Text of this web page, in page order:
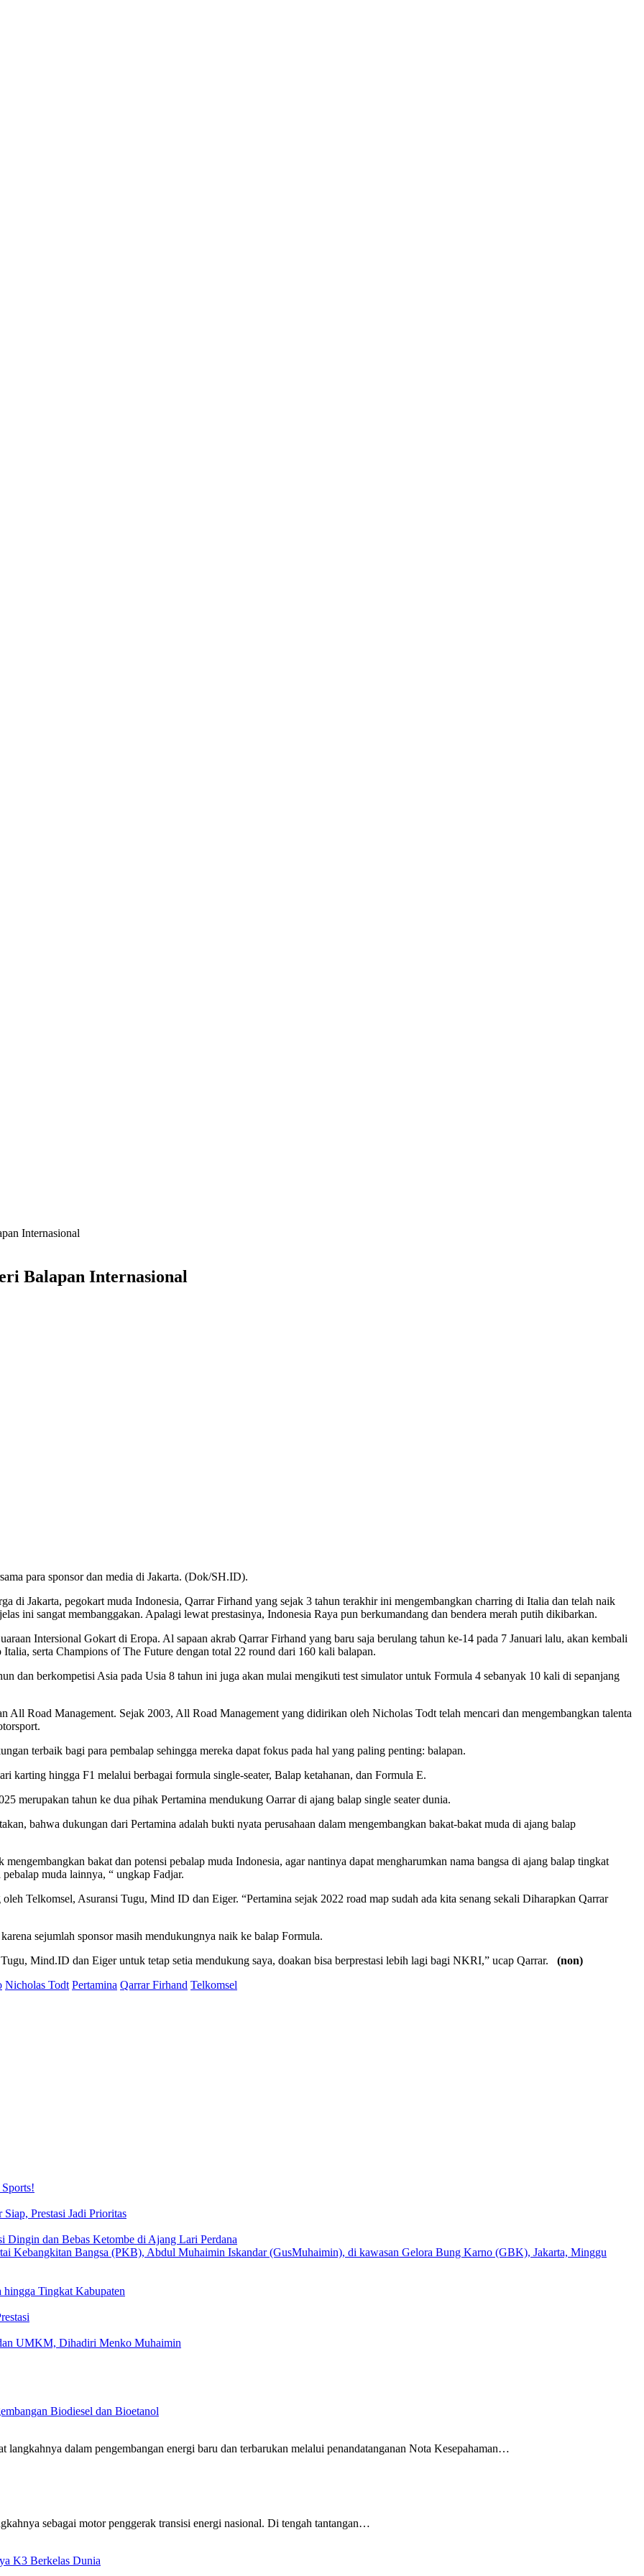
Internasional
Balapan Internasional
para sponsor dan media di Jakarta. (Dok/SH.ID).
di Jakarta, pegokart muda Indonesia, Qarrar Firhand yang sejak 3 tahun terakhir ini mengembangkan charring di Italia dan telah naik
ini sangat membanggakan. Apalagi lewat prestasinya, Indonesia Raya pun berkumandang dan bendera merah putih dikibarkan.
Intersional Gokart di Eropa. Al sapaan akrab Qarrar Firhand yang baru saja berulang tahun ke-14 pada 7 Januari lalu, akan kembali
serta Champions of The Future dengan total 22 round dari 160 kali balapan.
dan berkompetisi Asia pada Usia 8 tahun ini juga akan mulai mengikuti test simulator untuk Formula 4 sebanyak 10 kali di sepanjang
All Road Management. Sejak 2003, All Road Management yang didirikan oleh Nicholas Todt telah mencari dan mengembangkan talenta
terbaik bagi para pembalap sehingga mereka dapat fokus pada hal yang paling penting: balapan.
karting hingga F1 melalui berbagai formula single-seater, Balap ketahanan, dan Formula E.
merupakan tahun ke dua pihak Pertamina mendukung Oarrar di ajang balap single seater dunia.
bahwa dukungan dari Pertamina adalah bukti nyata perusahaan dalam mengembangkan bakat-bakat muda di ajang balap
bakat dan potensi pebalap muda Indonesia, agar nantinya dapat mengharumkan nama bangsa di ajang balap tingkat
muda lainnya, “ ungkap Fadjar.
Telkomsel, Asuransi Tugu, Mind ID dan Eiger. “Pertamina sejak 2022 road map sudah ada kita senang sekali Diharapkan Qarrar
sejumlah sponsor masih mendukungnya naik ke balap Formula.
Mind.ID dan Eiger untuk tetap setia mendukung saya, doakan bisa berprestasi lebih lagi bagi NKRI,” ucap Qarrar. (non)
Nicholas Todt Pertamina Qarrar Firhand Telkomsel
Prestasi Jadi Prioritas
Dingin dan Bebas Ketombe di Ajang Lari Perdana
Tingkat Kabupaten
UMKM, Dihadiri Menko Muhaimin
Biodiesel dan Bioetanol
dalam pengembangan energi baru dan terbarukan melalui penandatanganan Nota Kesepahaman…
sebagai motor penggerak transisi energi nasional. Di tengah tantangan…
K3 Berkelas Dunia